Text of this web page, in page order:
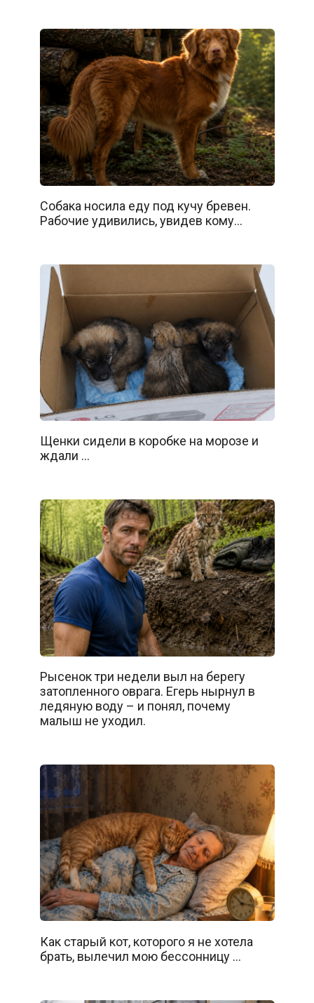
Собака носила еду под кучу бревен.
Рабочие удивились, увидев кому…
Щенки сидели в коробке на морозе и
ждали …
Рысенок три недели выл на берегу
затопленного оврага. Егерь нырнул в
ледяную воду – и понял, почему
малыш не уходил.
Как старый кот, которого я не хотела
брать, вылечил мою бессонницу …